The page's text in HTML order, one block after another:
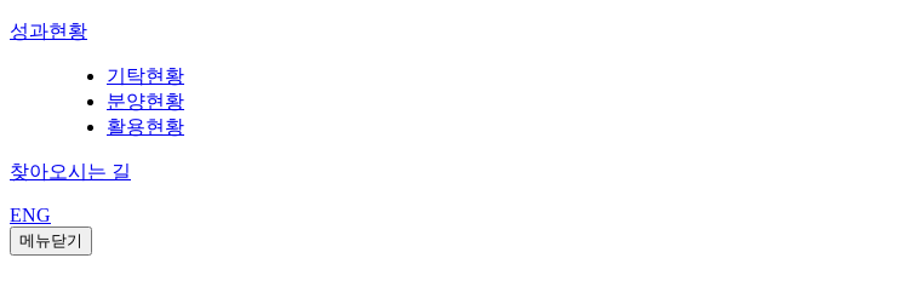
성과현황
기탁현황
분양현황
활용현황
찾아오시는 길
ENG
메뉴닫기